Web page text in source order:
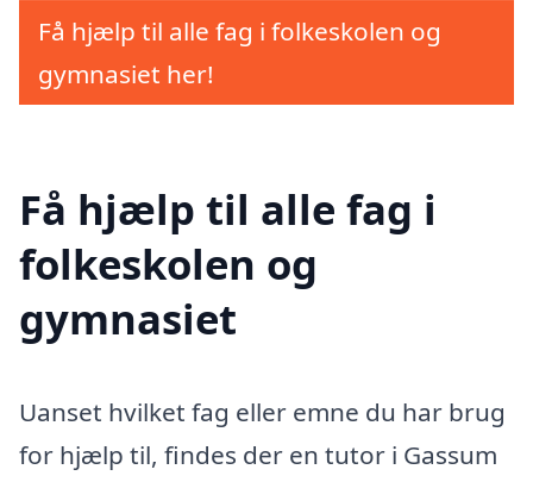
Få hjælp til alle fag i folkeskolen og
gymnasiet her!
Få hjælp til alle fag i
folkeskolen og
gymnasiet
Uanset hvilket fag eller emne du har brug
for hjælp til, findes der en tutor i Gassum